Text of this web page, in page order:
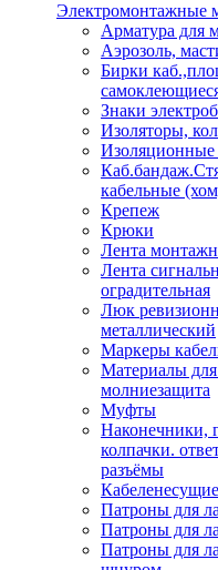
Электромонтажные
Арматура для
Аэрозоль,
Бирки
Знаки
Изоляторы,
Изоляционные
кабельные
Крепеж
Крюки
Лента
Лента
оградительная
Люк
металлический
Маркеры
Материалы для
молниезащита
Муфты
Наконечники,
колпачки.
разъёмы
Патроны для
Патроны для
Патроны для